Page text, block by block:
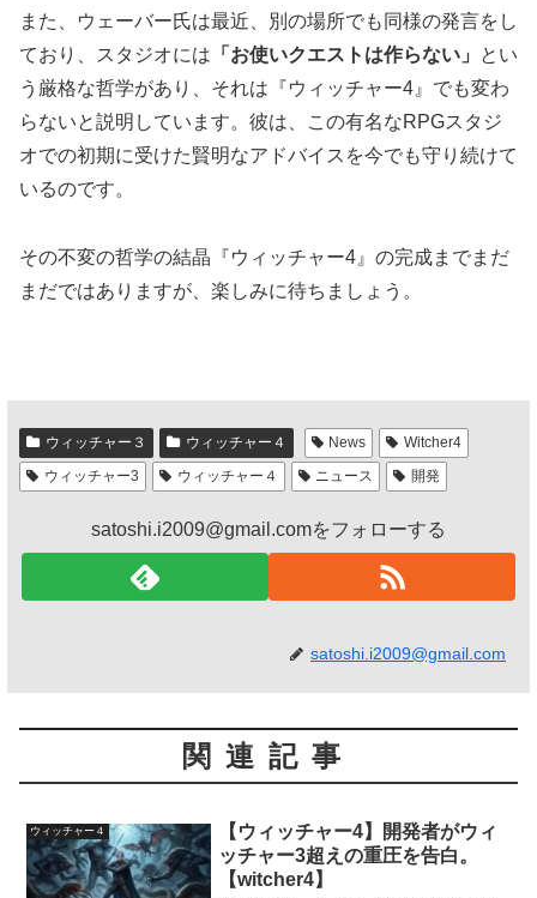
また、ウェーバー氏は最近、別の場所でも同様の発言をし
ており、スタジオには 「お使いクエストは作らない」
とい
う厳格な哲学があり、それは『ウィッチャー4』でも変わ
らないと説明しています。彼は、この有名なRPGスタジ
オでの初期に受けた賢明なアドバイスを今でも守り続けて
いるのです。
その不変の哲学の結晶『ウィッチャー4』の完成までまだ
まだではありますが、楽しみに待ちましょう。
ウィッチャー３ ウィッチャー４ News
Witcher4
ウィッチャー3
ウィッチャー４ ニュース 開発
satoshi.i2009@gmail.comをフォローする
satoshi.i2009@gmail.com
関連記事
ウィッチャー４
【ウィッチャー4】開発者がウィ
ッチャー3超えの重圧を告白。
【witcher4】